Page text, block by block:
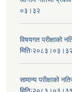
०३।३२
विषयगत परीक्षाको
मितिः२०८३।०३।३२
सामान्य परीक्षाको
मितिः२०८३।०३।३१